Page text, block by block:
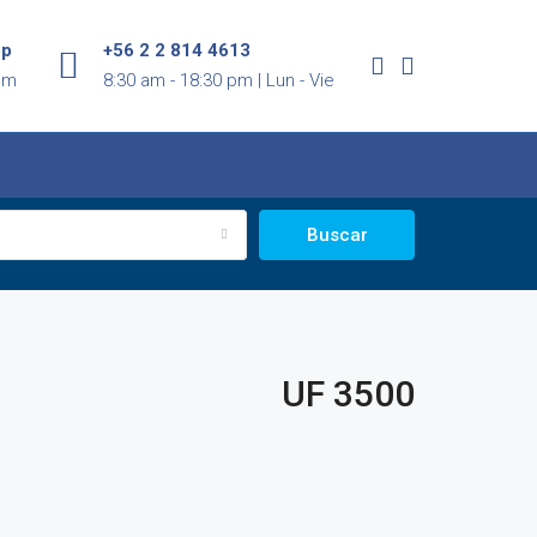
+56 2 2 814 4613
8:30 am - 18:30 pm | Lun - Vie
Buscar
UF 3500